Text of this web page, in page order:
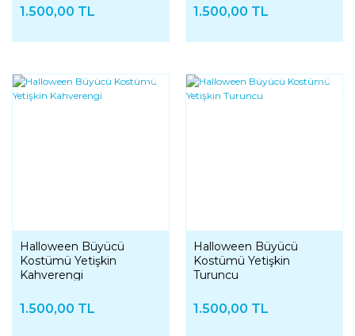
1.500,00 TL 1.500,00 TL
YENI
Halloween Büyücü
Kostümü Yetişkin
Kahverengi
1.500,00 TL
YENI
Halloween Büyücü
Kostümü Yetişkin
Turuncu
1.500,00 TL